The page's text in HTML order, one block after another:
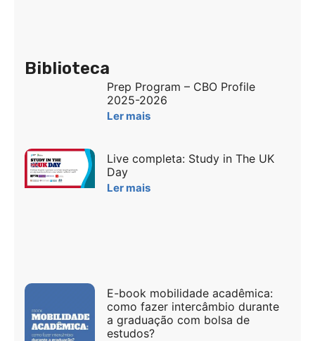
Biblioteca
Prep Program – CBO Profile
2025-2026
Ler mais
Live completa: Study in The UK
Day
Ler mais
E-book mobilidade acadêmica:
como fazer intercâmbio durante
a graduação com bolsa de
estudos?